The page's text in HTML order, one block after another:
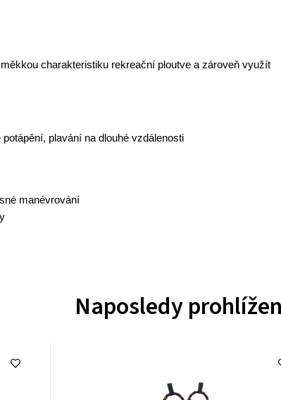
charakteristiku rekreační ploutve a zároveň využít
plavání na dlouhé vzdálenosti
manévrování
Naposledy